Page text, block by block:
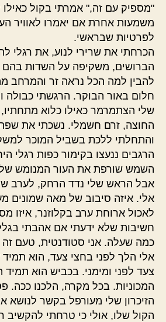
"מספיק עם זה," אמרתי בקול כאילו
משמעות אחרת אם יאמרו לאוויר
לפרטיות שבראשי.
הכרחתי את שרירי לנוע, את רגלי
הברושים, משקיפה על השדות בהם
להבין למה הכל נראה זר והמרחב
חלום באור הבוקר. הרגשתי
שלי הצתמרמר כאילו כלוא
החוצה, זרם חשמלי. נשכתי את
והתחלתי ללכת בשביל המוכר
הרגבים ננעצו בקימור כפות רגלי
השמש שורפת את העור המנומש של
אבל הראש שלי נדד הרחק, לערב
אלי. איזה סיבוב של מאה שמונים
לאכול ארוחת ערב בקלוזנר, איזו
חשיבות שלא ידעתי אם אהבתי
כמה שעלה. אני סטודנטית, טעם זה Over-rated.
אלי הלך לפני בחצי צעד, הוא
צעד לפני ומימני. בכביש הוא תמיד
המכוניות. בכל מקרה, הלכנו ככה.
הזיכרון שלי מעורפל בקשר לנושא
הקול שלו, אולי כי טרחתי להקשיב